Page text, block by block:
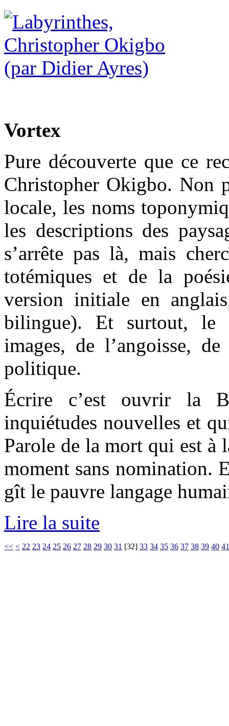
Vortex
Pure découverte que ce
Christopher Okigbo. Non
locale, les noms
les descriptions des
s’arrête pas là, mais
totémiques et de la
version initiale en
bilingue). Et surtout, le
images, de l’angoisse,
politique.
Écrire c’est ouvrir la
inquiétudes nouvelles et
Parole de la mort qui est à
moment sans nomination.
gît le pauvre langage
Lire la suite
<< < 22 23 24 25 26 27 28 29 30 31 [32] 33 34 35 36 37 38 39 40 41